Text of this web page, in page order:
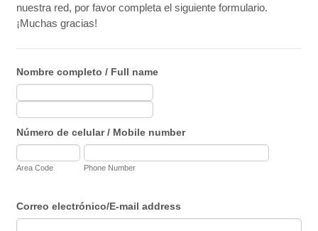
nuestra red, por favor completa el siguiente formulario.
¡Muchas gracias!
Nombre completo / Full name
Número de celular / Mobile number
Area Code Phone Number
Correo electrónico/E-mail address